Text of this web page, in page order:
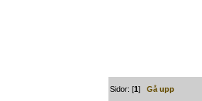
Sidor: [1]Gå upp